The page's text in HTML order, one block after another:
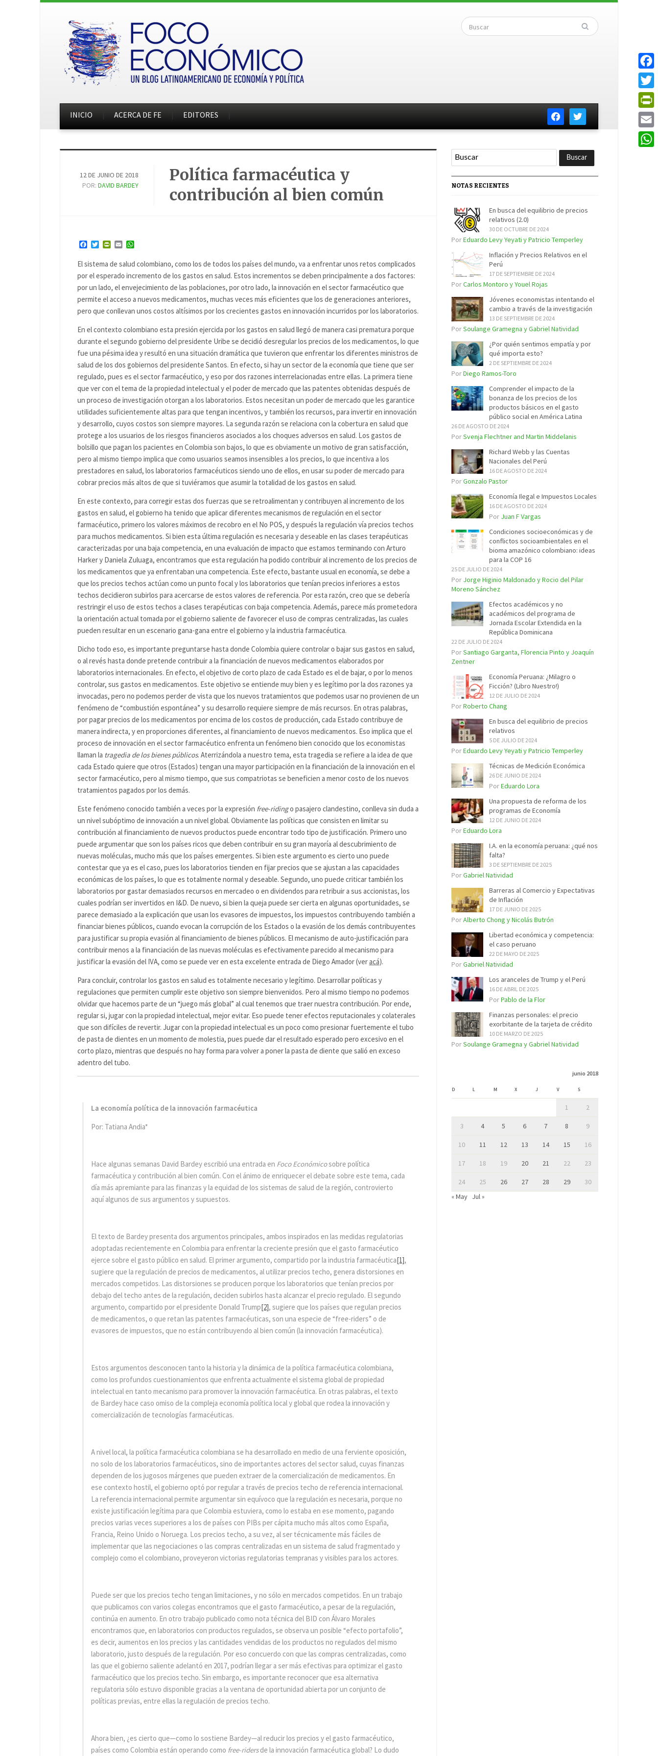
facebooktwitter
INICIO ACERCA DE FE EDITORES
12 DE JUNIO DE 2018
POR:DAVID BARDEY
Política farmacéutica y
contribución al bien común
Facebook
TwitterPrintFriendly
Email
El sistema de salud colombiano, como los de todos los países del mundo, va a enfrentar unos retos complicados
por el esperado incremento de los gastos en salud. Estos incrementos se deben principalmente a dos factores:
por un lado, el envejecimiento de las poblaciones, por otro lado, la innovación en el sector farmacéutico que
permite el acceso a nuevos medicamentos, muchas veces más eficientes que los de generaciones anteriores,
pero que conllevan unos costos altísimos por los crecientes gastos en innovación incurridos por los laboratorios.
En el contexto colombiano esta presión ejercida por los gastos en salud llegó de manera casi prematura porque
durante el segundo gobierno del presidente Uribe se decidió desregular los precios de los medicamentos, lo que
fue una pésima idea y resultó en una situación dramática que tuvieron que enfrentar los diferentes ministros de
salud de los dos gobiernos del presidente Santos. En efecto, si hay un sector de la economía que tiene que ser
regulado, pues es el sector farmacéutico, y eso por dos razones interrelacionadas entre ellas. La primera tiene
que ver con el tema de la propiedad intelectual y el poder de mercado que las patentes obtenidas después de
un proceso de investigación otorgan a los laboratorios. Estos necesitan un poder de mercado que les garantice
utilidades suficientemente altas para que tengan incentivos, y también los recursos, para invertir en innovación
y desarrollo, cuyos costos son siempre mayores. La segunda razón se relaciona con la cobertura en salud que
protege a los usuarios de los riesgos financieros asociados a los choques adversos en salud. Los gastos de
bolsillo que pagan los pacientes en Colombia son bajos, lo que es obviamente un motivo de gran satisfacción,
pero al mismo tiempo implica que como usuarios seamos insensibles a los precios, lo que incentiva a los
prestadores en salud, los laboratorios farmacéuticos siendo uno de ellos, en usar su poder de mercado para
cobrar precios más altos de que si tuviéramos que asumir la totalidad de los gastos en salud.
En este contexto, para corregir estas dos fuerzas que se retroalimentan y contribuyen al incremento de los
gastos en salud, el gobierno ha tenido que aplicar diferentes mecanismos de regulación en el sector
farmacéutico, primero los valores máximos de recobro en el No POS, y después la regulación vía precios techos
para muchos medicamentos. Si bien esta última regulación es necesaria y deseable en las clases terapéuticas
caracterizadas por una baja competencia, en una evaluación de impacto que estamos terminando con Arturo
Harker y Daniela Zuluaga, encontramos que esta regulación ha podido contribuir al incremento de los precios de
los medicamentos que ya enfrentaban una competencia. Este efecto, bastante usual en economía, se debe a
que los precios techos actúan como un punto focal y los laboratorios que tenían precios inferiores a estos
techos decidieron subirlos para acercarse de estos valores de referencia. Por esta razón, creo que se debería
restringir el uso de estos techos a clases terapéuticas con baja competencia. Además, parece más prometedora
la orientación actual tomada por el gobierno saliente de favorecer el uso de compras centralizadas, las cuales
pueden resultar en un escenario gana-gana entre el gobierno y la industria farmacéutica.
Dicho todo eso, es importante preguntarse hasta donde Colombia quiere controlar o bajar sus gastos en salud,
o al revés hasta donde pretende contribuir a la financiación de nuevos medicamentos elaborados por
laboratorios internacionales. En efecto, el objetivo de corto plazo de cada Estado es el de bajar, o por lo menos
controlar, sus gastos en medicamentos. Este objetivo se entiende muy bien y es legítimo por la dos razones ya
invocadas, pero no podemos perder de vista que los nuevos tratamientos que podemos usar no provienen de un
fenómeno de “combustión espontánea” y su desarrollo requiere siempre de más recursos. En otras palabras,
por pagar precios de los medicamentos por encima de los costos de producción, cada Estado contribuye de
manera indirecta, y en proporciones diferentes, al financiamiento de nuevos medicamentos. Eso implica que el
proceso de innovación en el sector farmacéutico enfrenta un fenómeno bien conocido que los economistas
llaman la tragedia de los bienes públicos. Aterrizándola a nuestro tema, esta tragedia se refiere a la idea de que
cada Estado quiere que otros (Estados) tengan una mayor participación en la financiación de la innovación en el
sector farmacéutico, pero al mismo tiempo, que sus compatriotas se beneficien a menor costo de los nuevos
tratamientos pagados por los demás.
Este fenómeno conocido también a veces por la expresión free-ridingo pasajero clandestino, conlleva sin duda a
un nivel subóptimo de innovación a un nivel global. Obviamente las políticas que consisten en limitar su
contribución al financiamiento de nuevos productos puede encontrar todo tipo de justificación. Primero uno
puede argumentar que son los países ricos que deben contribuir en su gran mayoría al descubrimiento de
nuevas moléculas, mucho más que los países emergentes. Si bien este argumento es cierto uno puede
contestar que ya es el caso, pues los laboratorios tienden en fijar precios que se ajustan a las capacidades
económicas de los países, lo que es totalmente normal y deseable. Segundo, uno puede criticar también los
laboratorios por gastar demasiados recursos en mercadeo o en dividendos para retribuir a sus accionistas, los
cuales podrían ser invertidos en I&D. De nuevo, si bien la queja puede ser cierta en algunas oportunidades, se
parece demasiado a la explicación que usan los evasores de impuestos, los impuestos contribuyendo también a
financiar bienes públicos, cuando evocan la corrupción de los Estados o la evasión de los demás contribuyentes
para justificar su propia evasión al financiamiento de bienes públicos. El mecanismo de auto-justificación para
contribuir menos a la financiación de las nuevas moléculas es efectivamente parecido al mecanismo para
justificar la evasión del IVA, como se puede ver en esta excelente entrada de Diego Amador (veracá).
Para concluir, controlar los gastos en salud es totalmente necesario y legítimo. Desarrollar políticas y
regulaciones que permiten cumplir este objetivo son siempre bienvenidos. Pero al mismo tiempo no podemos
olvidar que hacemos parte de un “juego más global” al cual tenemos que traer nuestra contribución. Por ende,
regular si, jugar con la propiedad intelectual, mejor evitar. Eso puede tener efectos reputacionales y colaterales
que son difíciles de revertir. Jugar con la propiedad intelectual es un poco como presionar fuertemente el tubo
de pasta de dientes en un momento de molestia, pues puede dar el resultado esperado pero excesivo en el
corto plazo, mientras que después no hay forma para volver a poner la pasta de diente que salió en exceso
adentro del tubo.
La economía política de la innovación farmacéutica
Por: Tatiana Andia*
Hace algunas semanas David Bardey escribió una entrada en Foco Económicosobre política
farmacéutica y contribución al bien común. Con el ánimo de enriquecer el debate sobre este tema, cada
día más apremiante para las finanzas y la equidad de los sistemas de salud de la región, controvierto
aquí algunos de sus argumentos y supuestos.
El texto de Bardey presenta dos argumentos principales, ambos inspirados en las medidas regulatorias
adoptadas recientemente en Colombia para enfrentar la creciente presión que el gasto farmacéutico
ejerce sobre el gasto público en salud. El primer argumento, compartido por la industria farmacéutica[1],
sugiere que la regulación de precios de medicamentos, al utilizar precios techo, genera distorsiones en
mercados competidos. Las distorsiones se producen porque los laboratorios que tenían precios por
debajo del techo antes de la regulación, deciden subirlos hasta alcanzar el precio regulado. El segundo
argumento, compartido por el presidente Donald Trump[2], sugiere que los países que regulan precios
de medicamentos, o que retan las patentes farmacéuticas, son una especie de “free-riders” o de
evasores de impuestos, que no están contribuyendo al bien común (la innovación farmacéutica).
Estos argumentos desconocen tanto la historia y la dinámica de la política farmacéutica colombiana,
como los profundos cuestionamientos que enfrenta actualmente el sistema global de propiedad
intelectual en tanto mecanismo para promover la innovación farmacéutica. En otras palabras, el texto
de Bardey hace caso omiso de la compleja economía política local y global que rodea la innovación y
comercialización de tecnologías farmacéuticas.
A nivel local, la política farmacéutica colombiana se ha desarrollado en medio de una ferviente oposición,
no solo de los laboratorios farmacéuticos, sino de importantes actores del sector salud, cuyas finanzas
dependen de los jugosos márgenes que pueden extraer de la comercialización de medicamentos. En
ese contexto hostil, el gobierno optó por regular a través de precios techo de referencia internacional.
La referencia internacional permite argumentar sin equívoco que la regulación es necesaria, porque no
existe justificación legítima para que Colombia estuviera, como lo estaba en ese momento, pagando
precios varias veces superiores a los de países con PIBs per cápita mucho más altos como España,
Francia, Reino Unido o Noruega. Los precios techo, a su vez, al ser técnicamente más fáciles de
implementar que las negociaciones o las compras centralizadas en un sistema de salud fragmentado y
complejo como el colombiano, proveyeron victorias regulatorias tempranas y visibles para los actores.
Puede ser que los precios techo tengan limitaciones, y no sólo en mercados competidos. En un trabajo
que publicamos con varios colegas encontramos que el gasto farmacéutico, a pesar de la regulación,
continúa en aumento. En otro trabajo publicado como nota técnica del BID con Álvaro Morales
encontramos que, en laboratorios con productos regulados, se observa un posible “efecto portafolio”,
es decir, aumentos en los precios y las cantidades vendidas de los productos no regulados del mismo
laboratorio, justo después de la regulación. Por eso concuerdo con que las compras centralizadas, como
las que el gobierno saliente adelantó en 2017, podrían llegar a ser más efectivas para optimizar el gasto
farmacéutico que los precios techo. Sin embargo, es importante reconocer que esa alternativa
regulatoria sólo estuvo disponible gracias a la ventana de oportunidad abierta por un conjunto de
políticas previas, entre ellas la regulación de precios techo.
Ahora bien, ¿es cierto que—como lo sostiene Bardey—al reducir los precios y el gasto farmacéutico,
países como Colombia están operando como free-ridersde la innovación farmacéutica global? Lo dudo
NOTAS RECIENTES
En busca del equilibrio de precios
relativos (2.0)
30 DE OCTUBRE DE 2024
PorEduardo Levy Yeyati y Patricio Temperley
Inflación y Precios Relativos en el
Perú
17 DE SEPTIEMBRE DE 2024
PorCarlos Montoro y Youel Rojas
Jóvenes economistas intentando el
cambio a través de la investigación
13 DE SEPTIEMBRE DE 2024
PorSoulange Gramegna y Gabriel Natividad
¿Por quién sentimos empatía y por
qué importa esto?
2 DE SEPTIEMBRE DE 2024
PorDiego Ramos-Toro
Comprender el impacto de la
bonanza de los precios de los
productos básicos en el gasto
público social en América Latina
26 DE AGOSTO DE 2024
PorSvenja Flechtner and Martin Middelanis
Richard Webb y las Cuentas
Nacionales del Perú
16 DE AGOSTO DE 2024
PorGonzalo Pastor
Economía Ilegal e Impuestos Locales
16 DE AGOSTO DE 2024
Por Juan F Vargas
Condiciones socioeconómicas y de
conflictos socioambientales en el
bioma amazónico colombiano: ideas
para la COP 16
25 DE JULIO DE 2024
Por Jorge Higinio Maldonado y Rocio del Pilar
Moreno Sánchez
Efectos académicos y no
académicos del programa de
Jornada Escolar Extendida en la
República Dominicana
22 DE JULIO DE 2024
PorSantiago Garganta, Florencia Pinto y Joaquín
Zentner
Economía Peruana: ¿Milagro o
Ficción? (Libro Nuestro!)
12 DE JULIO DE 2024
PorRoberto Chang
En busca del equilibrio de precios
relativos
5 DE JULIO DE 2024
PorEduardo Levy Yeyati y Patricio Temperley
Técnicas de Medición Económica
26 DE JUNIO DE 2024
PorEduardo Lora
Una propuesta de reforma de los
programas de Economía
12 DE JUNIO DE 2024
PorEduardo Lora
I.A. en la economía peruana: ¿qué nos
falta?
3 DE SEPTIEMBRE DE 2025
PorGabriel Natividad
Barreras al Comercio y Expectativas
de Inflación
17 DE JUNIO DE 2025
PorAlberto Chong y Nicolás Butrón
Libertad económica y competencia:
el caso peruano
22 DE MAYO DE 2025
PorGabriel Natividad
Los aranceles de Trump y el Perú
16 DE ABRIL DE 2025
PorPablo de la Flor
Finanzas personales: el precio
exorbitante de la tarjeta de crédito
10 DE MARZO DE 2025
PorSoulange Gramegna y Gabriel Natividad
junio 2018
D L M X J V S
1 2
3 4 5 6 7 8 9
10 11 12 13 14 15 16
17 18 19 20 21 22 23
24 25 26 27 28 29
30
« May Jul »
Email